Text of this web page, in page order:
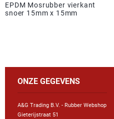
EPDM Mosrubber vierkant
snoer 15mm x 15mm
ONZE GEGEVENS
A&G Trading B.V. - Rubber Webshop
Gieterijstraat 51